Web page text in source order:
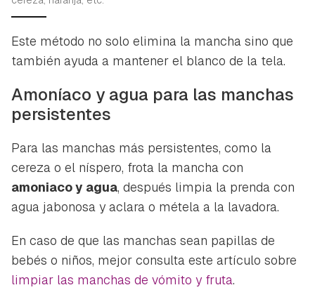
Este método no solo elimina la mancha sino que
también ayuda a mantener el blanco de la tela.
Amoníaco y agua para las manchas
persistentes
Para las manchas más persistentes, como la
cereza o el níspero, frota la mancha con
amoniaco y agua, después limpia la prenda con
agua jabonosa y aclara o métela a la lavadora.
En caso de que las manchas sean papillas de
bebés o niños, mejor consulta este artículo sobre
limpiar las manchas de vómito y fruta.